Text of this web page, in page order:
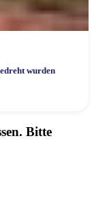
wurden
Bitte